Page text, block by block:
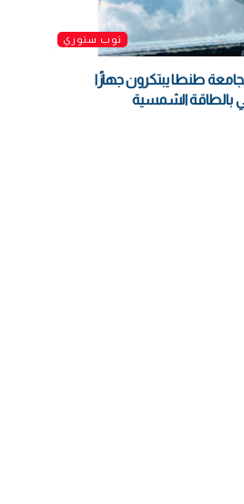
توب ستوري
طنطا يبتكرون جهازًا
بالطاقة الشمسية